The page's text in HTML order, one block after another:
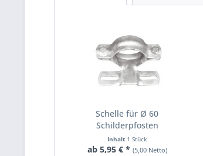
Schelle für Ø 60
Schilderpfosten
Inhalt 1 Stück
ab 5,95 € * (5,00 Netto)